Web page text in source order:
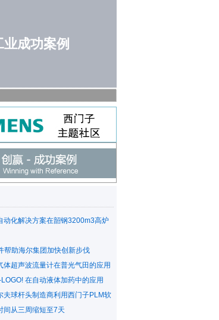
成功案例
动化解决方案在韶钢3200m3高炉
帮助海尔集团加快创新步伐
体超声波流量计在普光气田的应用
在自动液体加药中的应用
夫球杆头制造商利用西门子PLM软
间从三周缩短至7天